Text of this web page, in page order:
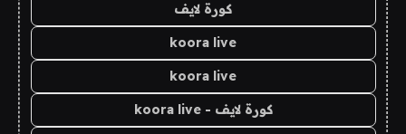
كورة لايف
koora live
koora live
كورة لايف - koora live